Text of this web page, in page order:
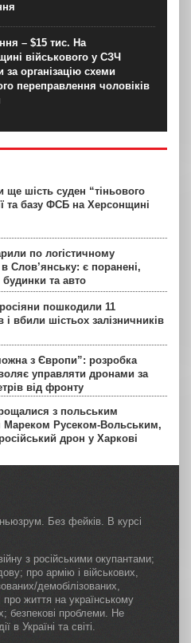
– $15 тис. На
військового у СЗЧ
за організацію схеми
переправлення чоловіків
ще шість суден “тіньового
та базу ФСБ на Херсонщині
по логістичному
Слов’янську: є поранені,
та авто
пошкодили 11
і вбили шістьох залізничників
з Європи”: розробка
управляти дронами за
від фронту
з польським
Мареком Русеком-Вольським,
дрон у Харкові
Без фейків. В курсі
з російськими окупантами;
про армію і військових,
демобілізованих,
життя на українському
безпекові проблеми. Не
в Україні та світі.